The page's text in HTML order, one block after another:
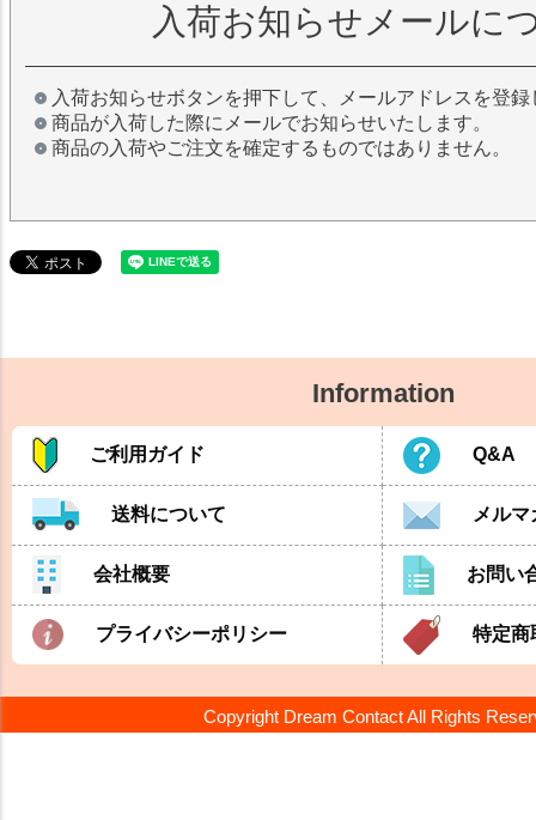
入荷お知らせメールに
入荷お知らせボタンを押下して、メールアドレスを登
商品が入荷した際にメールでお知らせいたします。
商品の入荷やご注文を確定するものではありません。
Information
ご利用ガイド Q&A
送料について メル
会社概要 お問い
プライバシーポリシー 特定商
Copyright Dream Contact All Rights